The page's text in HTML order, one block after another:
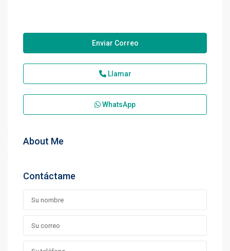
Enviar Correo
Llamar
WhatsApp
About Me
Contáctame